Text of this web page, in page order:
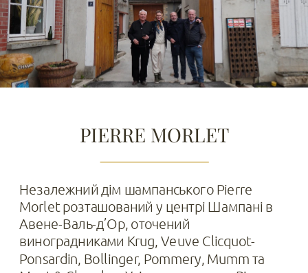
PIERRE MORLET
Незалежний дім шампанського Pierre
Morlet розташований у центрі Шампані в
Авене-Валь-д’Ор, оточений
виноградниками Krug, Veuve Clicquot-
Ponsardin, Bollinger, Pommery, Mumm та